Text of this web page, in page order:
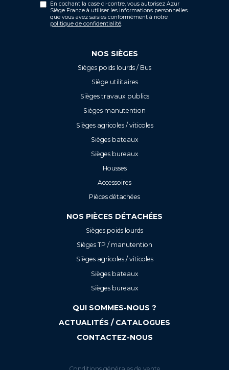
En cochant la case ci-contre, vous autorisez Azur
Siège France à utiliser les informations personnelles
que vous avez saisies conformément à notre
politique de confidentialité.
NOS SIÈGES
Sièges poids lourds / Bus
Siège utilitaires
Sièges travaux publics
Sièges manutention
Sièges agricoles / viticoles
Sièges bateaux
Sièges bureaux
Housses
Accessoires
Pièces détachées
NOS PIÈCES DÉTACHÉES
Sièges poids lourds
Sièges TP / manutention
Sièges agricoles / viticoles
Sièges bateaux
Sièges bureaux
QUI SOMMES-NOUS ?
ACTUALITÉS / CATALOGUES
CONTACTEZ-NOUS